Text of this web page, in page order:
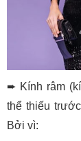
➨ Kính râm
thể thiếu
Bởi vì: